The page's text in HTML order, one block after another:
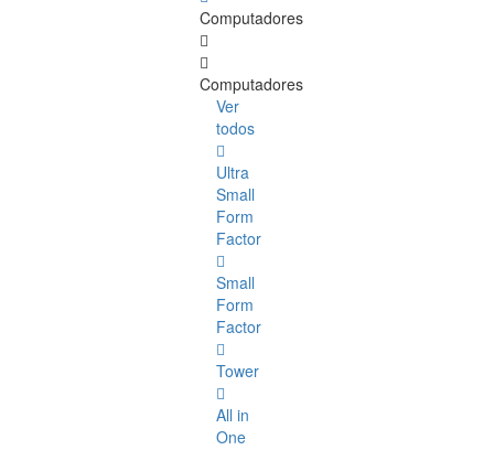
Computadores
Computadores
Ver
todos
Ultra
Small
Form
Factor
Small
Form
Factor
Tower
All in
One